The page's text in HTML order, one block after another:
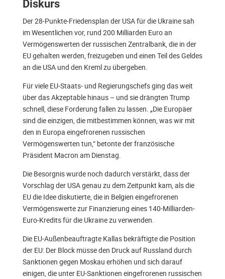
Diskurs
Der 28-Punkte-Friedensplan der USA für die Ukraine sah
im Wesentlichen vor, rund 200 Milliarden Euro an
Vermögenswerten der russischen Zentralbank, die in der
EU gehalten werden, freizugeben und einen Teil des Geldes
an die USA und den Kreml zu übergeben.
Für viele EU-Staats- und Regierungschefs ging das weit
über das Akzeptable hinaus – und sie drängten Trump
schnell, diese Forderung fallen zu lassen. „Die Europäer
sind die einzigen, die mitbestimmen können, was wir mit
den in Europa eingefrorenen russischen
Vermögenswerten tun,“ betonte der französische
Präsident Macron am Dienstag.
Die Besorgnis wurde noch dadurch verstärkt, dass der
Vorschlag der USA genau zu dem Zeitpunkt kam, als die
EU die Idee diskutierte, die in Belgien eingefrorenen
Vermögenswerte zur Finanzierung eines 140-Milliarden-
Euro-Kredits für die Ukraine zu verwenden.
Die EU-Außenbeauftragte Kallas bekräftigte die Position
der EU: Der Block müsse den Druck auf Russland durch
Sanktionen gegen Moskau erhöhen und sich darauf
einigen, die unter EU-Sanktionen eingefrorenen russischen